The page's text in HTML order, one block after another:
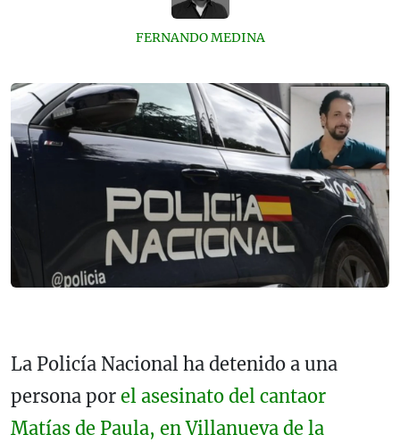
FERNANDO MEDINA
La Policía Nacional ha detenido a una
persona por el asesinato del cantaor
Matías de Paula, en Villanueva de la